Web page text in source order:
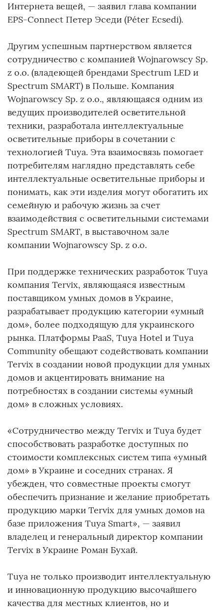
Интернета вещей, — заявил глава компании
EPS-Connect Петер Эседи (Péter Ecsedi).
Другим успешным партнерством является
сотрудничество с компанией Wojnarowscy Sp.
z o.o. (владеющей брендами Spectrum LED и
Spectrum SMART) в Польше. Компания
Wojnarowscy Sp. z o.o., являющаяся одним из
ведущих производителей осветительной
техники, разработала интеллектуальные
осветительные приборы в сочетании с
технологией Tuya. Эта взаимосвязь помогает
потребителям наглядно представлять себе
интеллектуальные осветительные приборы и
понимать, как эти изделия могут обогатить их
семейную и рабочую жизнь за счет
взаимодействия с осветительными системами
Spectrum SMART, в выставочном зале
компании Wojnarowscy Sp. z o.o.
При поддержке технических разработок Tuya
компания Tervix, являющаяся известным
поставщиком умных домов в Украине,
разрабатывает продукцию категории «умный
дом», более подходящую для украинского
рынка. Платформы PaaS, Tuya Hotel и Tuya
Community обещают содействовать компании
Tervix в создании новой продукции для умных
домов и акцентировать внимание на
потребностях в создании системы «умный
дом» в сложных условиях.
«Сотрудничество между Tervix и Tuya будет
способствовать разработке доступных по
стоимости комплексных систем типа «умный
дом» в Украине и соседних странах. Я
убежден, что совместные проекты смогут
обеспечить признание и желание приобретать
продукцию марки Tervix для умных домов на
базе приложения Tuya Smart», — заявил
владелец и генеральный директор компании
Tervix в Украине Роман Бухай.
Tuya не только производит интеллектуальную
и инновационную продукцию высочайшего
качества для местных клиентов, но и